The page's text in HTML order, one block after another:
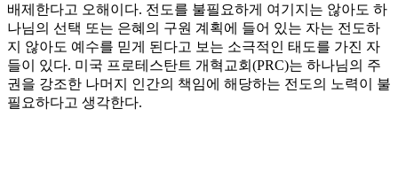
배제한다고 오해이다. 전도를 불필요하게 여기지는 않아도 하
나님의 선택 또는 은혜의 구원 계획에 들어 있는 자는 전도하
지 않아도 예수를 믿게 된다고 보는 소극적인 태도를 가진 자
들이 있다. 미국 프로테스탄트 개혁교회 (PRC)는 하나님의 주
권을 강조한 나머지 인간의 책임에 해당하는 전도의 노력이 불
필요하다고 생각한다.